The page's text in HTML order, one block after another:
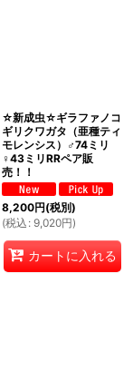
☆新成虫☆ギラファノコ
ギリクワガタ（亜種ティ
モレンシス）♂74ミリ
♀43ミリRRペア販
売！！
8,200円(税別)
(税込 : 9,020円)
カートに入れる